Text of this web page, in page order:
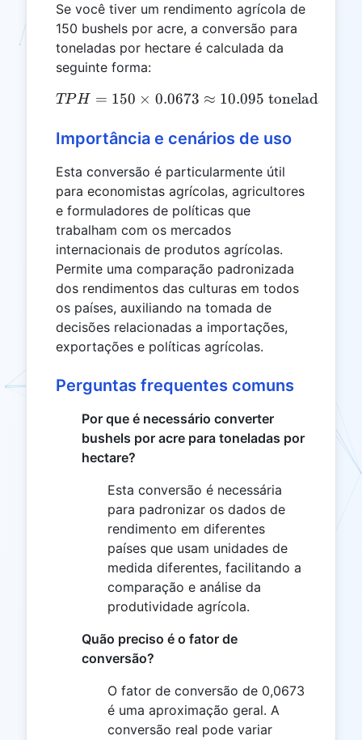
Se você tiver um rendimento agrícola de
150 bushels por acre, a conversão para
toneladas por hectare é calculada da
seguinte forma:
TPH = 150 \times 0.0673
TPH = 150 × 0.0673 ≈ 10.095 toneladas por
Importância e cenários de uso
Esta conversão é particularmente útil
para economistas agrícolas, agricultores
e formuladores de políticas que
trabalham com os mercados
internacionais de produtos agrícolas.
Permite uma comparação padronizada
dos rendimentos das culturas em todos
os países, auxiliando na tomada de
decisões relacionadas a importações,
exportações e políticas agrícolas.
Perguntas frequentes comuns
Por que é necessário converter
bushels por acre para toneladas por
hectare?
Esta conversão é necessária
para padronizar os dados de
rendimento em diferentes
países que usam unidades de
medida diferentes, facilitando a
comparação e análise da
produtividade agrícola.
Quão preciso é o fator de
conversão?
O fator de conversão de 0,0673
é uma aproximação geral. A
conversão real pode variar